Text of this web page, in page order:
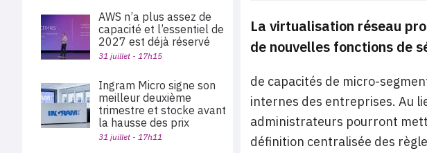
La virtualisation réseau
de nouvelles fonctions de
de capacités de micro-
internes des entreprises. Au
administrateurs pourront
définition centralisée des
AWS n’a plus assez de
capacité et l’essentiel de
2027 est déjà réservé
31 juillet - 17h15
Ingram Micro signe son
meilleur deuxième
trimestre et stocke avant
la hausse des prix
31 juillet - 17h11